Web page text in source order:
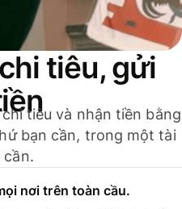
tiêu, gửi
tiêu và nhận tiền bằng
bạn cần, trong một tài
cần.
nơi trên toàn cầu.